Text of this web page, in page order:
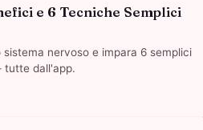
e 6 Tecniche Semplici
nervoso e impara 6 semplici
tutte dall'app.